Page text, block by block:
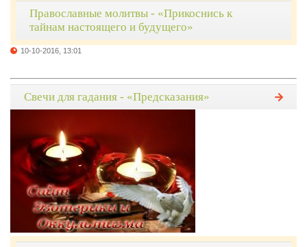
Православные молитвы - «Прикоснись к
тайнам настоящего и будущего»
10-10-2016, 13:01
Свечи для гадания - «Предсказания»